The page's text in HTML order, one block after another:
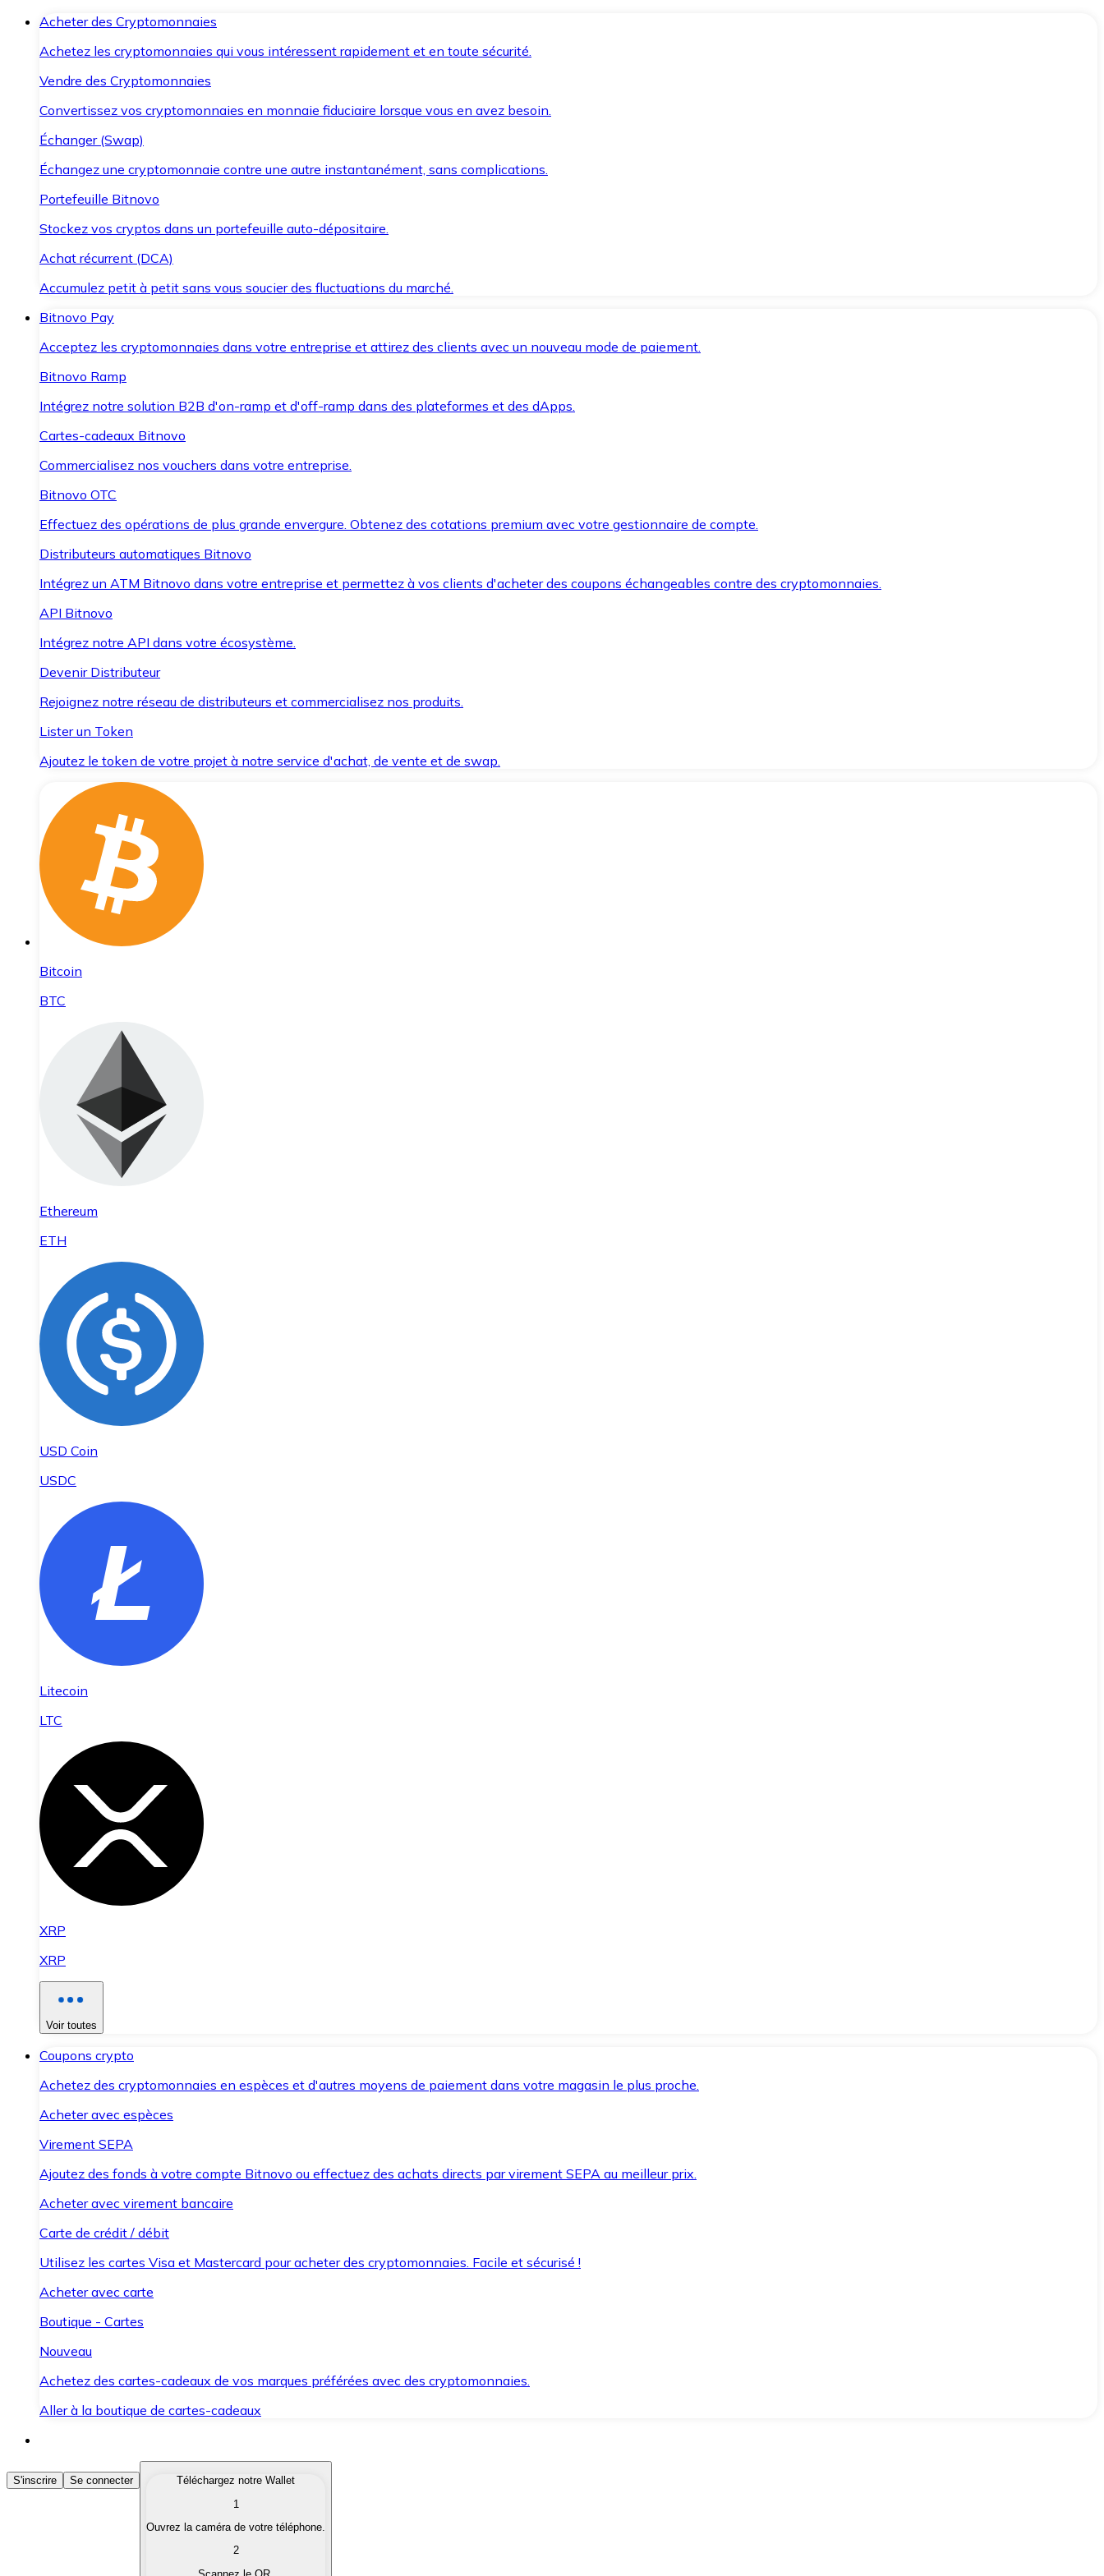
Acheter des Cryptomonnaies
Achetez les cryptomonnaies qui vous intéressent rapidement et en toute sécurité.
Vendre des Cryptomonnaies
Convertissez vos cryptomonnaies en monnaie fiduciaire lorsque vous en avez besoin.
Échanger (Swap)
Échangez une cryptomonnaie contre une autre instantanément, sans complications.
Portefeuille Bitnovo
Stockez vos cryptos dans un portefeuille auto-dépositaire.
Achat récurrent (DCA)
Accumulez petit à petit sans vous soucier des fluctuations du marché.
Bitnovo Pay
Acceptez les cryptomonnaies dans votre entreprise et attirez des clients avec un nouveau mode de paiement.
Bitnovo Ramp
Intégrez notre solution B2B d'on-ramp et d'off-ramp dans des plateformes et des dApps.
Cartes-cadeaux Bitnovo
Commercialisez nos vouchers dans votre entreprise.
Bitnovo OTC
Effectuez des opérations de plus grande envergure. Obtenez des cotations premium avec votre gestionnaire de compte.
Distributeurs automatiques Bitnovo
Intégrez un ATM Bitnovo dans votre entreprise et permettez à vos clients d'acheter des coupons échangeables contre des cryptomonnaies.
API Bitnovo
Intégrez notre API dans votre écosystème.
Devenir Distributeur
Rejoignez notre réseau de distributeurs et commercialisez nos produits.
Lister un Token
Ajoutez le token de votre projet à notre service d'achat, de vente et de swap.
Bitcoin
BTC
Ethereum
ETH
USD Coin
USDC
Litecoin
LTC
XRP
XRP
Voir toutes
Coupons crypto
Achetez des cryptomonnaies en espèces et d'autres moyens de paiement dans votre magasin le plus proche.
Acheter avec espèces
Virement SEPA
Ajoutez des fonds à votre compte Bitnovo ou effectuez des achats directs par virement SEPA au meilleur prix.
Acheter avec virement bancaire
Carte de crédit / débit
Utilisez les cartes Visa et Mastercard pour acheter des cryptomonnaies. Facile et sécurisé !
Acheter avec carte
Boutique - Cartes
Nouveau
Achetez des cartes-cadeaux de vos marques préférées avec des cryptomonnaies.
Aller à la boutique de cartes-cadeaux
Acheter des Cryptomonnaies
Achetez les cryptomonnaies qui vous intéressent rapidement et en toute sécurité.
Convertissez vos cryptomonnaies en monnaie fiduciaire lorsque vous en avez besoin.
S'inscrire Se connecter
Téléchargez notre Wallet
1
Ouvrez la caméra de votre téléphone.
2